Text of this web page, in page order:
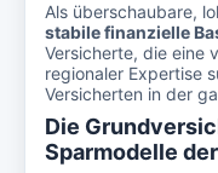
Als überschaubare,
stabile finanzielle
Versicherte, die eine
regionaler Expertise
Versicherten in der
Die
Sparmodelle